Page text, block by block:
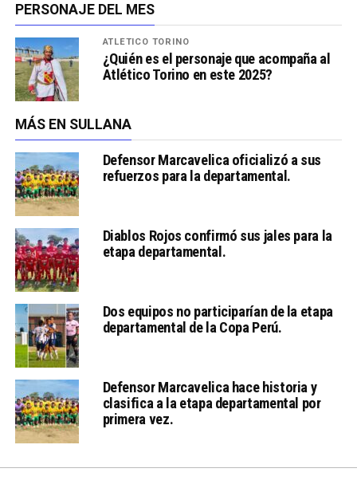
PERSONAJE DEL MES
ATLÉTICO TORINO
¿Quién es el personaje que acompaña al
Atlético Torino en este 2025?
MÁS EN SULLANA
Defensor Marcavelica oficializó a sus
refuerzos para la departamental.
Diablos Rojos confirmó sus jales para la
etapa departamental.
Dos equipos no participarían de la etapa
departamental de la Copa Perú.
Defensor Marcavelica hace historia y
clasifica a la etapa departamental por
primera vez.